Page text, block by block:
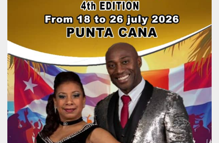
Stripe
m.stripe.com
1 anno 1
mese
Questo cookie
generalmente
utilizzato per le
prestazioni e
l'ottimizzazione
dei servizi di
elaborazione
dei pagamenti,
facilitando la
memorizzazione
dei contenuti
sul browser per
rendere le
pagine più
veloci.
CookieScriptConsent
CookieScript
4
Questo cookie